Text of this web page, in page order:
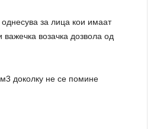
за лица кои имаат
возачка дозвола од
доколку не се помине